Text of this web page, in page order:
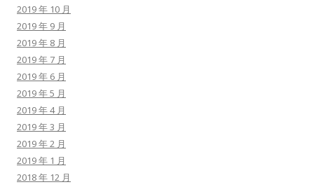
2019 年 10 月
2019 年 9 月
2019 年 8 月
2019 年 7 月
2019 年 6 月
2019 年 5 月
2019 年 4 月
2019 年 3 月
2019 年 2 月
2019 年 1 月
2018 年 12 月